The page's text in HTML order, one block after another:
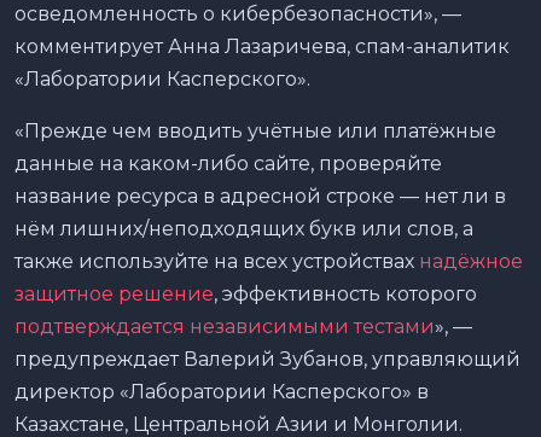
осведомленность о кибербезопасности», —
комментирует Анна Лазаричева, спам-аналитик
«Лаборатории Касперского».
«Прежде чем вводить учётные или платёжные
данные на каком-либо сайте, проверяйте
название ресурса в адресной строке — нет ли в
нём лишних/неподходящих букв или слов, а
также используйте на всех устройствах надёжное
защитное решение, эффективность которого
подтверждается независимыми тестами», —
предупреждает Валерий Зубанов, управляющий
директор «Лаборатории Касперского» в
Казахстане, Центральной Азии и Монголии.